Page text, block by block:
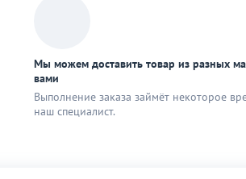
Мы можем доставить товар из разных
вами
Выполнение заказа займёт некоторое
наш специaлист.